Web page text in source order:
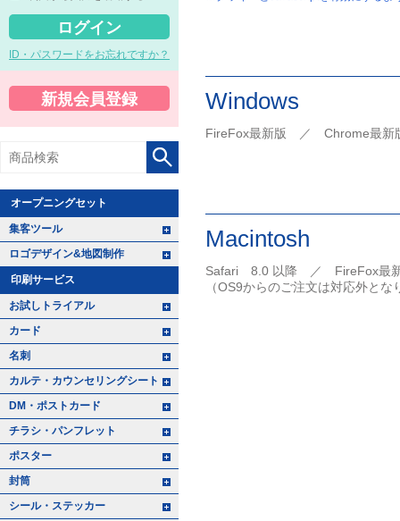
Windows
FireFox最新版 ／ Chrome最新
Macintosh
Safari 8.0 以降 ／ FireFox最
（OS9からのご注文は対応外とな
ID・パスワードをお忘れですか？
新規会員登録
オープニングセット
集客ツール
ロゴデザイン&地図制作
印刷サービス
お試しトライアル
カード
名刺
カルテ・カウンセリングシート
DM・ポストカード
チラシ・パンフレット
ポスター
封筒
シール・ステッカー